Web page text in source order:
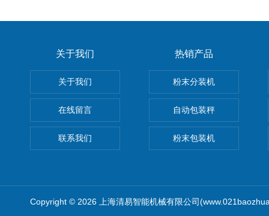
关于我们
关于我们
在线留言
联系我们
热销产品
粉末分装机
自动包装秤
粉末包装机
Copyright © 2026 上海清易智能机械有限公司